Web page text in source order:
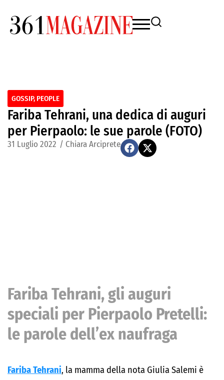
GOSSIP, PEOPLE
Fariba Tehrani, una dedica di auguri
per Pierpaolo: le sue parole (FOTO)
31 Luglio 2022 / Chiara Arciprete
Fariba Tehrani, gli auguri
speciali per Pierpaolo Pretelli:
le parole dell’ex naufraga
Fariba Tehrani, la mamma della nota Giulia Salemi è